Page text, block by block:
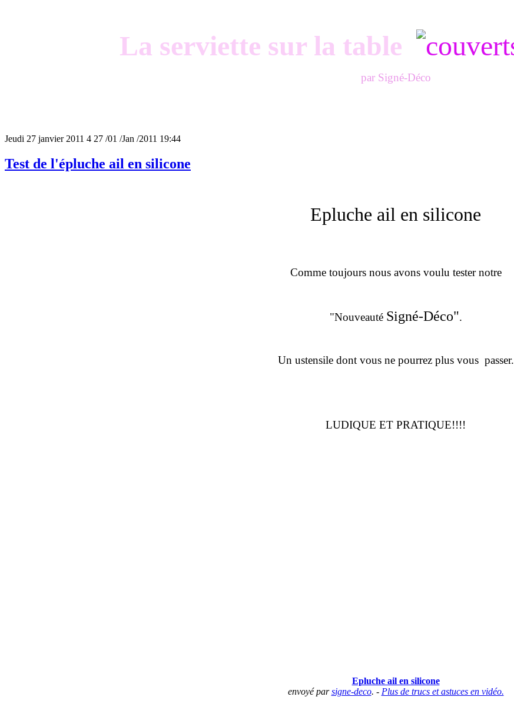
La serviette sur la table
par Signé-Déco
Jeudi 27 janvier 2011 4 27 /01 /Jan /2011 19:44
Test de l'épluche ail en silicone
Epluche ail en silicone
Comme toujours nous avons voulu tester notre
"Nouveauté Signé-Déco".
Un ustensile dont vous ne pourrez plus vous passer.
LUDIQUE ET PRATIQUE!!!!
Epluche ail en silicone
envoyé parsigne-deco. - Plus de trucs et astuces en vidéo.